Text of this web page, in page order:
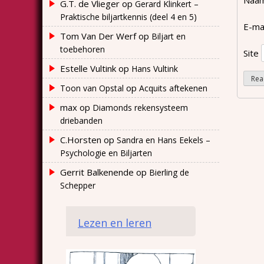
E-
Site
G.T. de Vlieger op Gerard Klinkert –
Praktische biljartkennis (deel 4 en 5)
Tom Van Der Werfop Biljart en
toebehoren
Estelle Vultink op Hans Vultink
Toon van Opstal op Acquits aftekenen
max op Diamonds rekensysteem
driebanden
C.Horsten op Sandra en Hans Eekels –
Psychologie en Biljarten
Gerrit Balkenende op Bierling de
Schepper
Lezen en leren